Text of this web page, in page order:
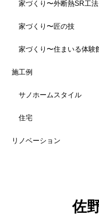
家づくり〜外断熱SR工法
家づくり〜匠の技
家づくり〜住まいる体験
施工例
サノホームスタイル
住宅
リノベーション
佐